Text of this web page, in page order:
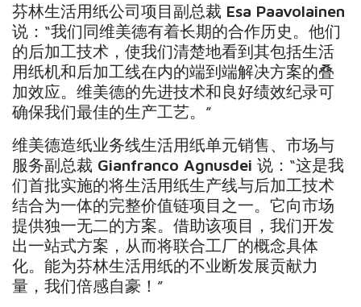
芬林生活用纸公司项目副总裁 Esa Paavolainen
说：“我们同维美德有着长期的合作历史。他们
的后加工技术，使我们清楚地看到其包括生活
用纸机和后加工线在内的端到端解决方案的叠
加效应。维美德的先进技术和良好绩效纪录可
确保我们最佳的生产工艺。”
维美德造纸业务线生活用纸单元销售、市场与
服务副总裁 Gianfranco Agnusdei 说：“这是我
们首批实施的将生活用纸生产线与后加工技术
结合为一体的完整价值链项目之一。它向市场
提供独一无二的方案。借助该项目，我们开发
出一站式方案，从而将联合工厂的概念具体
化。能为芬林生活用纸的不业断发展贡献力
量，我们倍感自豪！”